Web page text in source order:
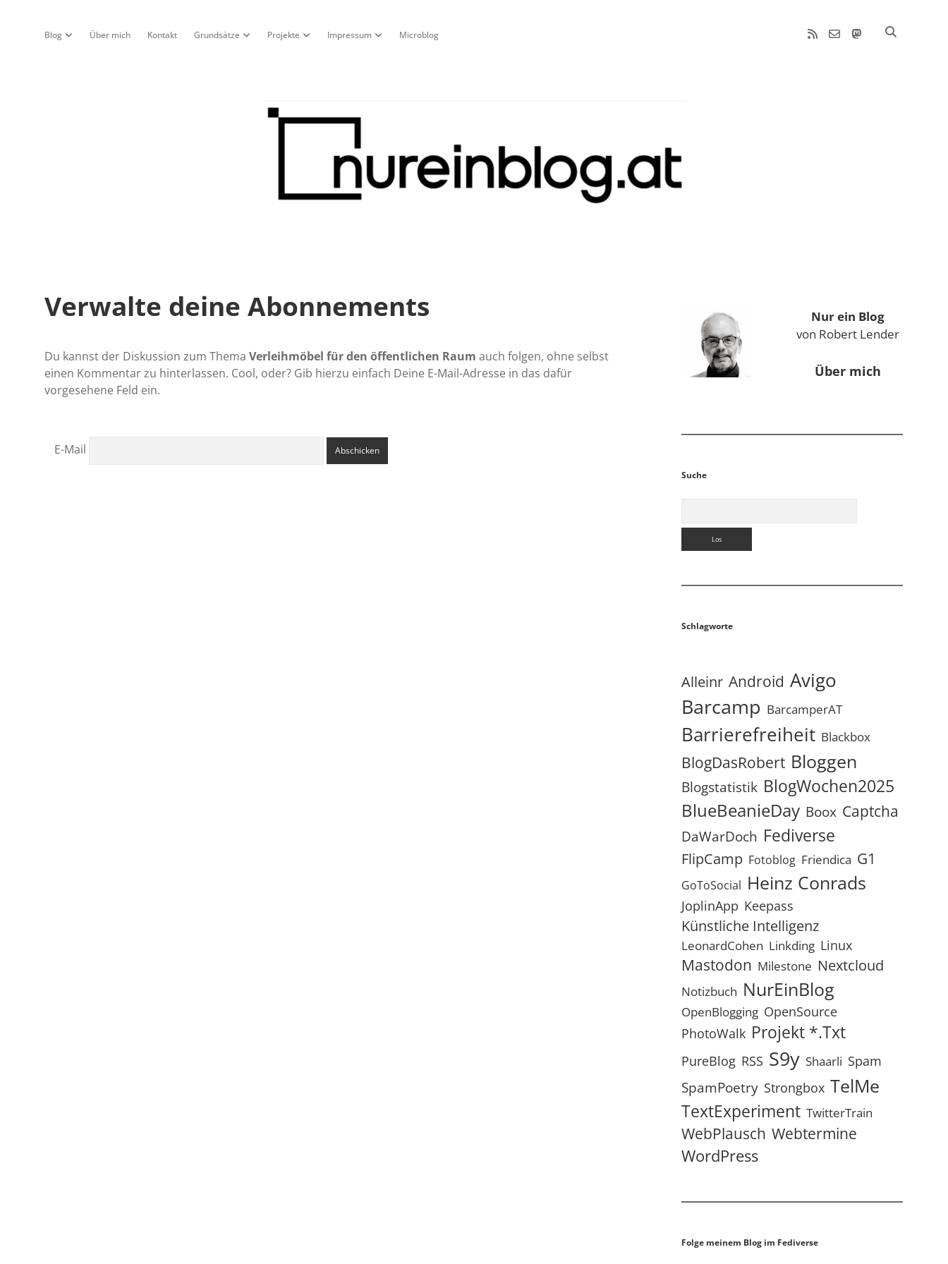
Blog Dropdown-Menü öffnen
Über mich Kontakt Grundsätze Dropdown-Menü öffnen
Projekte Dropdown-Menü öffnen
Impressum Dropdown-Menü öffnen
Microblog rss email-mastodon
Nur
Blog
Verwalte deine Abonnements
Du kannst der Diskussion zum Thema Verleihmöbel für den öffentlichen Raum auch folgen, ohne selbst
einen Kommentar zu hinterlassen. Cool, oder? Gib hierzu einfach Deine E-Mail-Adresse in das dafür
vorgesehene Feld ein.
E-Mail
Sidebar
Nur ein Blog
von Robert Lender
Über mich
Suche
Schlagworte
Alleinr Android Avigo
Barcamp BarcamperAT
Barrierefreiheit Blackbox
BlogDasRobert Bloggen
Blogstatistik BlogWochen2025
BlueBeanieDay Boox Captcha
DaWarDoch Fediverse
FlipCamp Fotoblog Friendica G1
GoToSocial Heinz Conrads
JoplinApp Keepass
Künstliche Intelligenz
LeonardCohen Linkding Linux
Mastodon Milestone Nextcloud
Notizbuch NurEinBlog
OpenBlogging OpenSource
PhotoWalk Projekt *.txt
PureBlog RSS S9y Shaarli Spam
SpamPoetry Strongbox TelMe
TextExperiment TwitterTrain
WebPlausch Webtermine
WordPress
Folge meinem Blog im Fediverse